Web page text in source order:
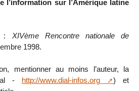
l’information sur l’Amérique latine
: XIVème Rencontre nationale de
1998.
mentionner au moins l’auteur, la
- http://www.dial-infos.org
) et